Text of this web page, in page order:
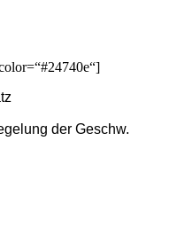
der Geschw.